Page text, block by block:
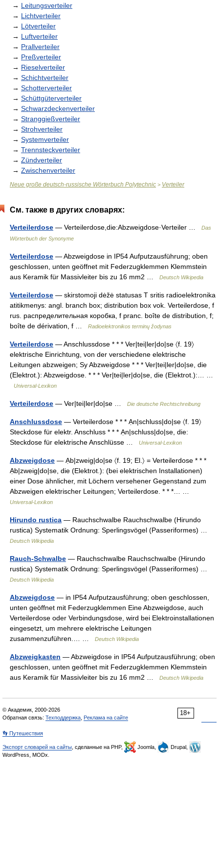
→ Leitungsverteiler
→ Lichtverteiler
→ Lötverteiler
→ Luftverteiler
→ Prallverteiler
→ Preßverteiler
→ Rieselverteiler
→ Schichtverteiler
→ Schotterverteiler
→ Schüttgüterverteiler
→ Schwarzdeckenverteiler
→ Stranggießverteiler
→ Strohverteiler
→ Systemverteiler
→ Trennsteckverteiler
→ Zündverteiler
→ Zwischenverteiler
Neue große deutsch-russische Wörterbuch Polytechnic > Verteiler
См. также в других словарях:
Verteilerdose — Verteilerdose,die:Abzweigdose·Verteiler …
Das
Wörterbuch der Synonyme
Verteilerdose — Abzweigdose in IP54 Aufputzausführung; oben
geschlossen, unten geöffnet mit Federzugklemmen Klemmstein
aus Keramik für Massivleiter bis zu 16 mm2 …
Deutsch Wikipedia
Verteilerdose — skirstomoji dėžė statusas T sritis radioelektronika
atitikmenys: angl. branch box; distribution box vok. Verteilerdose, f
rus. распределительная коробка, f pranc. boîte de distribution, f;
boîte de dérivation, f …
Radioelektronikos terminų žodynas
Verteilerdose — Anschlussdose * * * Ver|tei|ler|do|se 〈f. 19〉
elektrische Einrichtung, von der verschiedene elektrische
Leitungen abzweigen; Sy Abzweigdose * * * Ver|tei|ler|do|se, die
(Elektrot.): Abzweigdose. * * * Ver|tei|ler|do|se, die (Elektrot.):… …
Universal-Lexikon
Verteilerdose — Ver|tei|ler|do|se … Die deutsche Rechtschreibung
Anschlussdose — Verteilerdose * * * Ạn|schluss|do|se 〈f. 19〉
Steckdose für elektr. Anschluss * * * Ạn|schluss|do|se, die:
Steckdose für elektrische Anschlüsse …
Universal-Lexikon
Abzweigdose — Ạb|zweig|do|se 〈f. 19; El.〉 = Verteilerdose * * *
Ạb|zweig|do|se, die (Elektrot.): (bei elektrischen Installationen)
einer Dose ähnlicher, mit Löchern versehener Gegenstand zum
Abzweigen elektrischer Leitungen; Verteilerdose. * * *… …
Universal-Lexikon
Hirundo rustica — Rauchschwalbe Rauchschwalbe (Hirundo
rustica) Systematik Ordnung: Sperlingsvögel (Passeriformes) …
Deutsch Wikipedia
Rauch-Schwalbe — Rauchschwalbe Rauchschwalbe (Hirundo
rustica) Systematik Ordnung: Sperlingsvögel (Passeriformes) …
Deutsch Wikipedia
Abzweigdose — in IP54 Aufputzausführung; oben geschlossen,
unten geöffnet mit Federzugklemmen Eine Abzweigdose, auch
Verteilerdose oder Verbindungsdose, wird bei Elektroinstallationen
eingesetzt, um mehrere elektrische Leitungen
zusammenzuführen.… …
Deutsch Wikipedia
Abzweigkasten — Abzweigdose in IP54 Aufputzausführung; oben
geschlossen, unten geöffnet mit Federzugklemmen Klemmstein
aus Keramik für Massivleiter bis zu 16 mm2 …
Deutsch Wikipedia
18+
© Академик, 2000-2026
Обратная связь: Техподдержка Реклама на сайте
👣 Путешествия
Экспорт словарей на сайты , сделанные на PHP, Joomla,
Drupal,
WordPress, MODx.